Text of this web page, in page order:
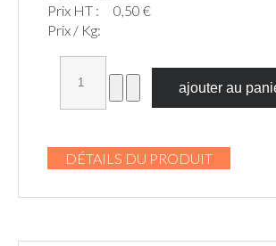
Prix HT :
0,50 €
Prix / Kg:
DÉTAILS DU PRODUIT